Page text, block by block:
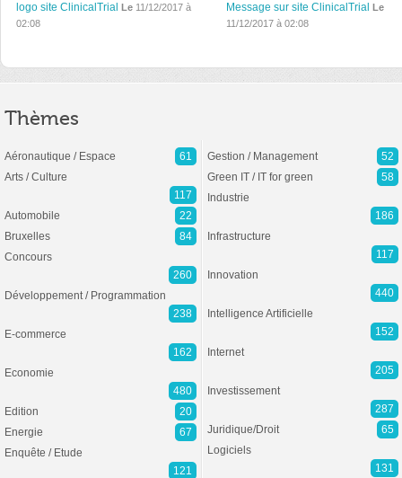
logo site ClinicalTrial Le 11/12/2017 à
02:08
Message sur site ClinicalTrial Le
11/12/2017 à 02:08
Thèmes
Aéronautique / Espace
61
Arts / Culture
117
Automobile
22
Bruxelles
84
Concours
260
Développement / Programmation
238
E-commerce
162
Economie
480
Edition
20
Energie
67
Enquête / Etude
121
Gestion / Management
52
Green IT / IT for green
58
Industrie
186
Infrastructure
117
Innovation
440
Intelligence Artificielle
152
Internet
205
Investissement
287
Juridique/Droit
65
Logiciels
131